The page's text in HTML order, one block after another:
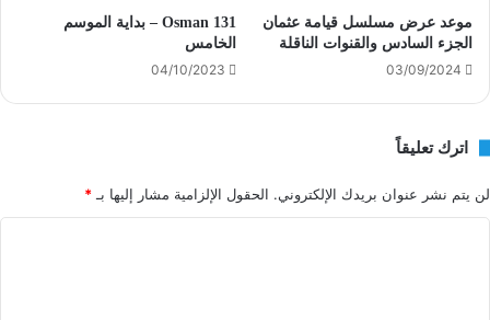
موعد عرض مسلسل قيامة عثمان
الجزء السادس والقنوات الناقلة
03/09/2024
Osman 131 – بداية الموسم
الخامس
04/10/2023
اترك تعليقاً
لن يتم نشر عنوان بريدك الإلكتروني. الحقول الإلزامية مشار إليها بـ *